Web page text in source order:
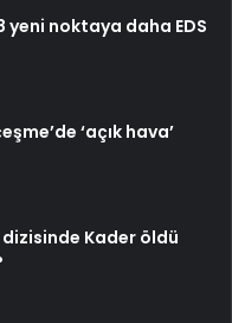
yeni noktaya daha EDS
‘açık hava’
dizisinde Kader öldü